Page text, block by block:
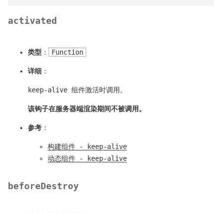
activated
类型 ： Function
详细 ：
keep-alive 组件激活时调用。
该钩子在服务器端渲染期间不被调用。
参考 ：
构建组件 - keep-alive
动态组件 - keep-alive
beforeDestroy